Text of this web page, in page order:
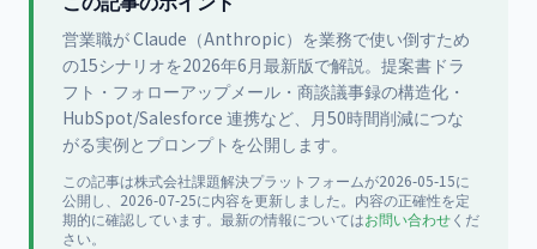
営業職が Claude（Anthropic）を業務で使い倒すため
の15シナリオを2026年6月最新版で解説。提案書ドラ
フト・フォローアップメール・商談議事録の構造化・
HubSpot/Salesforce 連携など、月50時間削減につな
がる実例とプロンプトを公開します。
この記事は株式会社課題解決プラットフォームが2026-05-15に
公開し、2026-07-25に内容を更新しました。内容の正確性を定
期的に確認しています。最新の情報についてはお問い合わせくだ
さい。